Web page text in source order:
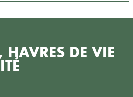
HAVRES DE VIE